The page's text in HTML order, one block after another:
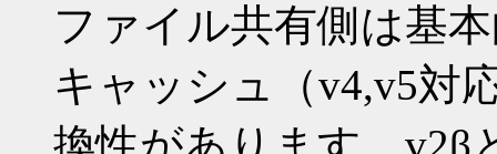
ファイル共有側は基
キャッシュ（v4,v5対